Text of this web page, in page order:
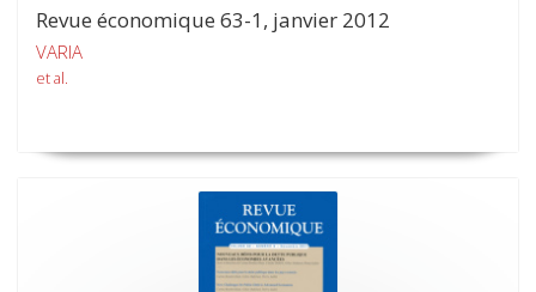
Revue économique 63-1, janvier 2012
VARIA
et al.